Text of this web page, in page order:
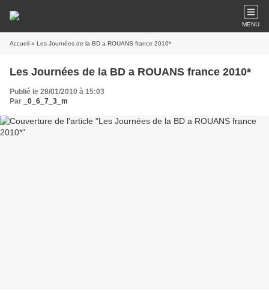
MENU
Accueil » Les Journées de la BD a ROUANS france 2010*
Les Journées de la BD a ROUANS france 2010*
Publié le 28/01/2010 à 15:03
Par
_0_6_7_3_m